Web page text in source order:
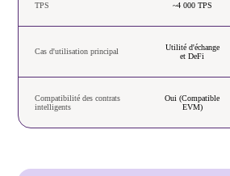
TPS ~4 000 TPS
Cas d'utilisation principal
Utilité d'échange
et DeFi
Compatibilité des contrats
intelligents
Oui (Compatible
EVM)